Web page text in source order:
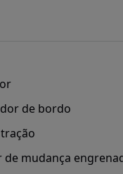
de bordo
de mudança